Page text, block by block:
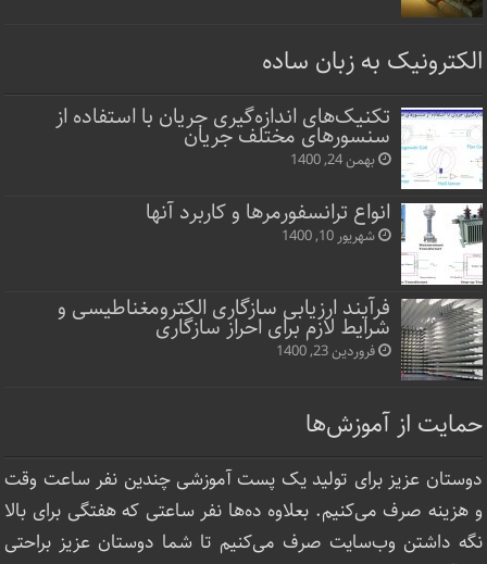
الکترونیک به زبان ساده
تکنیک‌های اندازه‌گیری جریان با استفاده از
سنسورهای مختلف جریان
بهمن 24, 1400
انواع ترانسفورمرها و کاربرد آنها
شهریور 10, 1400
فرآیند ارزیابی سازگاری الکترومغناطیسی و
شرایط لازم برای احراز سازگاری
فروردین 23, 1400
حمایت از آموزش‌ها
دوستان عزیز برای تولید یک پست آموزشی چندین نفر ساعت‌ وقت
و هزینه صرف می‌کنیم. بعلاوه ده‌ها نفر ساعتی که هفتگی برای بالا
نگه داشتن وب‌سایت صرف ‌می‌کنیم تا شما دوستان عزیز براحتی